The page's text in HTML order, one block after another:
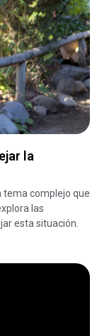
la
tema complejo que
las
esta situación.